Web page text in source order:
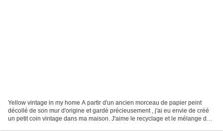
Yellow vintage in my home A partir d'un ancien morceau de papier peint
décollé de son mur d'origine et gardé précieusement , j'ai eu envie de créé
un petit coin vintage dans ma maison. J'aime le recyclage et le mélange des